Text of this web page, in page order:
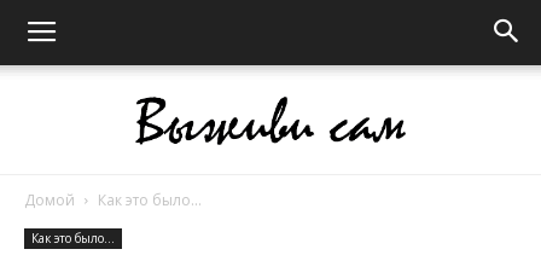
Домой Как это было...
Как это было...